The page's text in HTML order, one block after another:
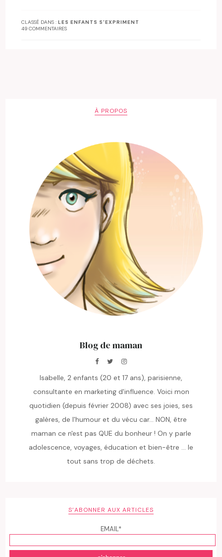
CLASSÉ DANS :LES ENFANTS S'EXPRIMENT
49 COMMENTAIRES
À PROPOS
Blog de maman
Isabelle, 2 enfants (20 et 17 ans), parisienne,
consultante en marketing d'influence. Voici mon
quotidien (depuis février 2008) avec ses joies, ses
galères, de l'humour et du vécu car... NON, être
maman ce n'est pas QUE du bonheur ! On y parle
adolescence, voyages, éducation et bien-être ... le
tout sans trop de déchets.
S’ABONNER AUX ARTICLES
EMAIL*